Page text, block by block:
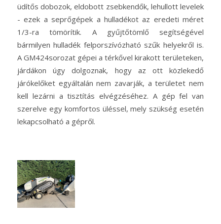
üdítős dobozok, eldobott zsebkendők, lehullott levelek
- ezek a seprőgépek a hulladékot az eredeti méret
1/3-ra tömörítik. A gyűjtőtömlő segítségével
bármilyen hulladék felporszívózható szűk helyekről is.
A GM424sorozat gépei a térkővel kirakott területeken,
járdákon úgy dolgoznak, hogy az ott közlekedő
járókelőket egyáltalán nem zavarják, a területet nem
kell lezárni a tisztítás elvégzéséhez. A gép fel van
szerelve egy komfortos üléssel, mely szükség esetén
lekapcsolható a gépről.